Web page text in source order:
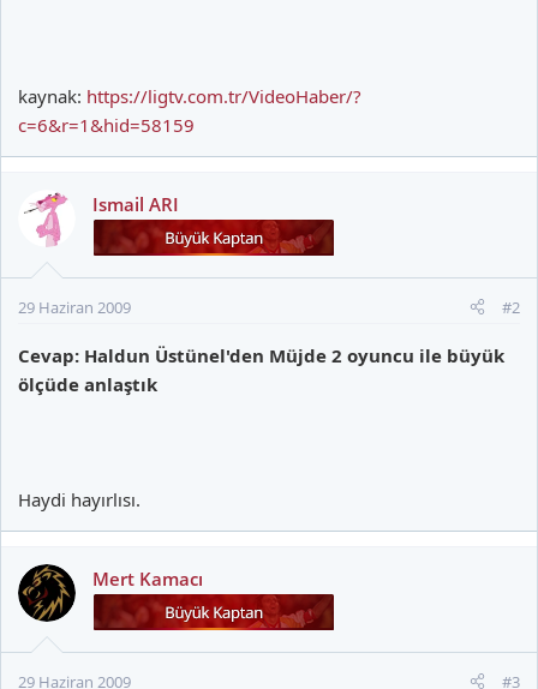
kaynak: https://ligtv.com.tr/VideoHaber/?
c=6&r=1&hid=58159
Ismail ARI
29 Haziran 2009 #2
Cevap: Haldun Üstünel'den Müjde 2 oyuncu ile büyük
ölçüde anlaştık
Haydi hayırlısı.
Mert Kamacı
29 Haziran 2009 #3